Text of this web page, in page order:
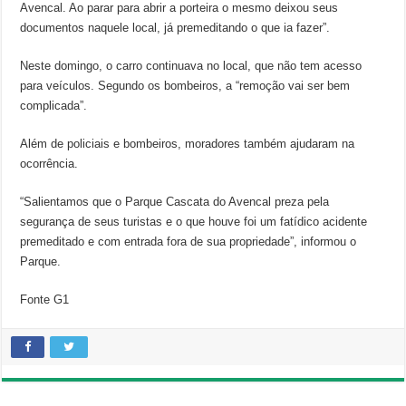
Avencal. Ao parar para abrir a porteira o mesmo deixou seus
documentos naquele local, já premeditando o que ia fazer”.
Neste domingo, o carro continuava no local, que não tem acesso
para veículos. Segundo os bombeiros, a “remoção vai ser bem
complicada”.
Além de policiais e bombeiros, moradores também ajudaram na
ocorrência.
“Salientamos que o Parque Cascata do Avencal preza pela
segurança de seus turistas e o que houve foi um fatídico acidente
premeditado e com entrada fora de sua propriedade”, informou o
Parque.
Fonte G1